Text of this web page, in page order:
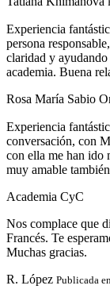
Experiencia
persona
claridad y ayudando
academia. Buena
Rosa María Sabio
Experiencia
conversación, con
con ella me han ido
muy amable
Academia CyC
Nos complace que
Francés. Te
Muchas gracias.
R. López Publicada